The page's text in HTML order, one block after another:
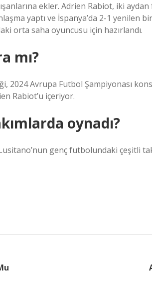
ekler. Adrien Rabiot, iki
yaptı ve İspanya’da 2-1 yenilen bir
orta saha oyuncusu için hazırlandı.
mı?
2024 Avrupa Futbol Şampiyonası
Rabiot’u içeriyor.
oynadı?
genç futbolundaki çeşitli